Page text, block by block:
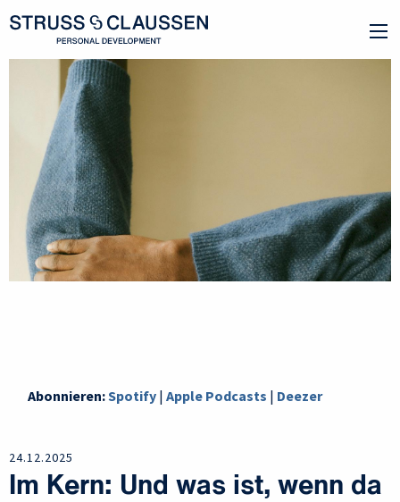
Abonnieren:Spotify |Apple Podcasts | Deezer
24.12.2025
Im Kern: Und was ist, wenn da